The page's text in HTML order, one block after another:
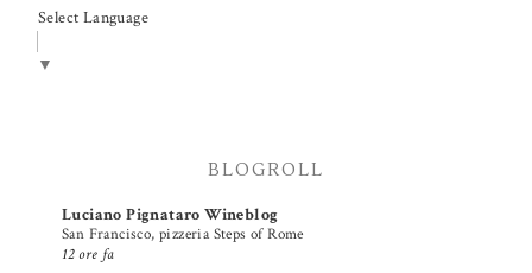
Select Language
▼
BLOGROLL
Luciano Pignataro Wineblog
San Francisco, pizzeria Steps of Rome
12 ore fa